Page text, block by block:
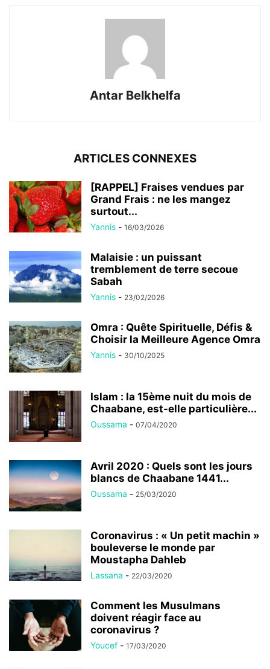
Antar Belkhelfa
ARTICLES CONNEXES
[RAPPEL] Fraises vendues par
Grand Frais : ne les mangez
surtout...
Yannis - 16/03/2026
Malaisie : un puissant
tremblement de terre secoue
Sabah
Yannis - 23/02/2026
Omra : Quête Spirituelle, Défis &
Choisir la Meilleure Agence Omra
Yannis - 30/10/2025
Islam : la 15ème nuit du mois de
Chaabane, est-elle particulière...
Oussama - 07/04/2020
Avril 2020 : Quels sont les jours
blancs de Chaabane 1441...
Oussama - 25/03/2020
Coronavirus : « Un petit machin »
bouleverse le monde par
Moustapha Dahleb
Lassana - 22/03/2020
Comment les Musulmans
doivent réagir face au
coronavirus ?
Youcef - 17/03/2020